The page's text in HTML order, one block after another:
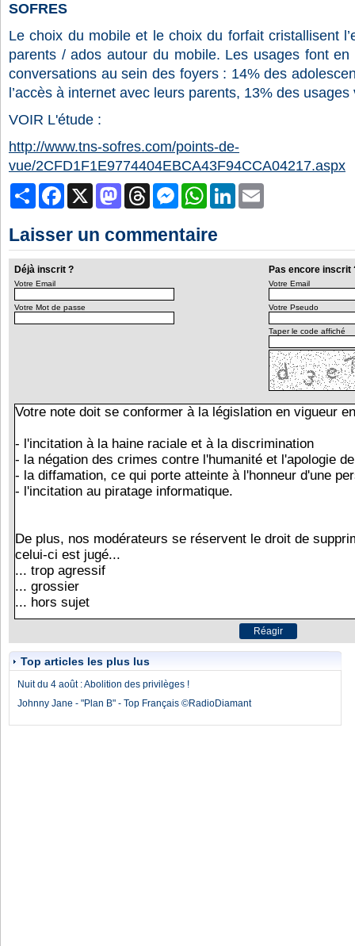
SOFRES
Le choix du mobile et le choix du forfait cristallisent
parents / ados autour du mobile. Les usages font en
conversations au sein des foyers : 14% des
l’accès à internet avec leurs parents, 13% des
VOIR L'étude :
http://www.tns-sofres.com/points-de-
vue/2CFD1F1E9774404EBCA43F94CCA04217.aspx
PartagerFacebook MastodonThreads MessengerWhatsAppLinkedIn
Laisser un commentaire
Déjà inscrit ? Pas encore inscrit
Votre Email
Votre Mot de passe
Votre Email
Votre Pseudo
Taper le code affiché
Top articles les plus lus
Nuit du 4 août : Abolition des privilèges !
Johnny Jane - "Plan B" - Top Français ©RadioDiamant